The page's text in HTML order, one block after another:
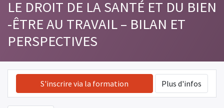
LE DROIT DE LA SANTÉ ET DU BIEN
-ÊTRE AU TRAVAIL – BILAN ET
PERSPECTIVES
S'inscrire via la formation Plus d'infos